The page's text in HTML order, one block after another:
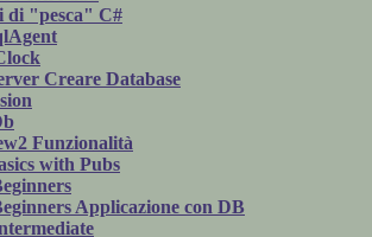
di "pesca" C#
Creare Database
Funzionalità
with Pubs
Applicazione con DB